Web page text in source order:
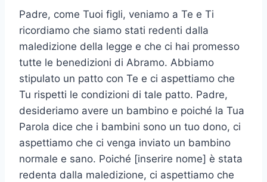
Padre, come Tuoi figli, veniamo a Te e Ti
ricordiamo che siamo stati redenti dalla
maledizione della legge e che ci hai promesso
tutte le benedizioni di Abramo. Abbiamo
stipulato un patto con Te e ci aspettiamo che
Tu rispetti le condizioni di tale patto. Padre,
desideriamo avere un bambino e poiché la Tua
Parola dice che i bambini sono un tuo dono, ci
aspettiamo che ci venga inviato un bambino
normale e sano. Poiché [inserire nome] è stata
redenta dalla maledizione, ci aspettiamo che